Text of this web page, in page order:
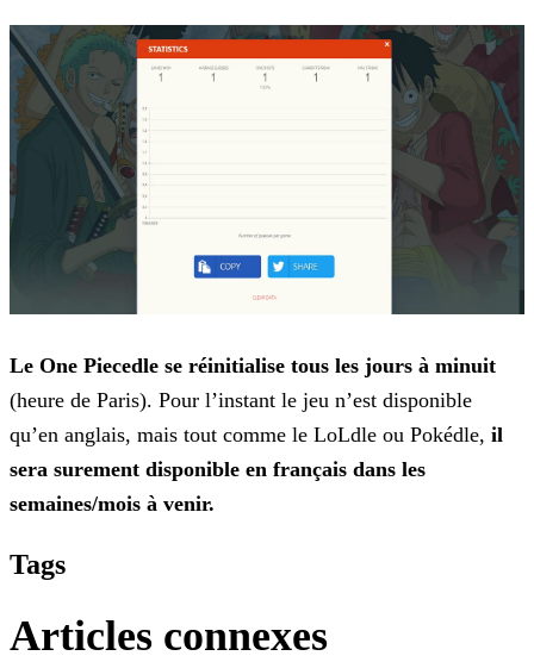
Le One Piecedle se réinitialise tous les jours à minuit
(heure de Paris). Pour l’instant le jeu n’est disponible
qu’en anglais, mais tout comme le LoLdle ou Pokédle, il
sera surement disponible en français dans les
semaines/mois à venir.
Tags
Articles connexes